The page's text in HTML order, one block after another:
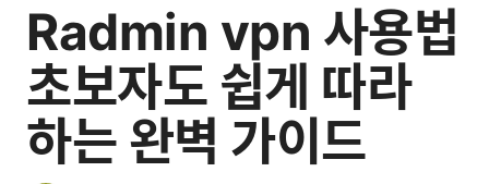
Radmin vpn 사용법
초보자도 쉽게 따라
하는 완벽 가이드